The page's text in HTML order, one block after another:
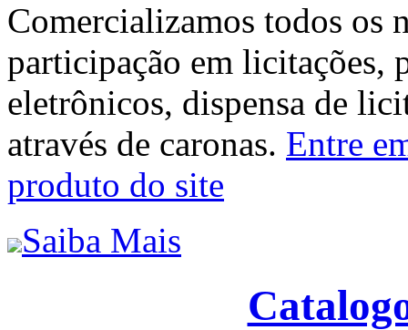
Comercializamos todos os
participação em licitações,
eletrônicos, dispensa de
através de caronas. Entre
produto do site
Saiba Mais